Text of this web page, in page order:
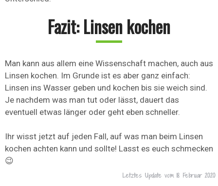
Fazit: Linsen kochen
Man kann aus allem eine Wissenschaft machen, auch aus
Linsen kochen. Im Grunde ist es aber ganz einfach:
Linsen ins Wasser geben und kochen bis sie weich sind.
Je nachdem was man tut oder lässt, dauert das
eventuell etwas länger oder geht eben schneller.
Ihr wisst jetzt auf jeden Fall, auf was man beim Linsen
kochen achten kann und sollte! Lasst es euch schmecken
😉
Letztes Update vom 18 Februar 2020